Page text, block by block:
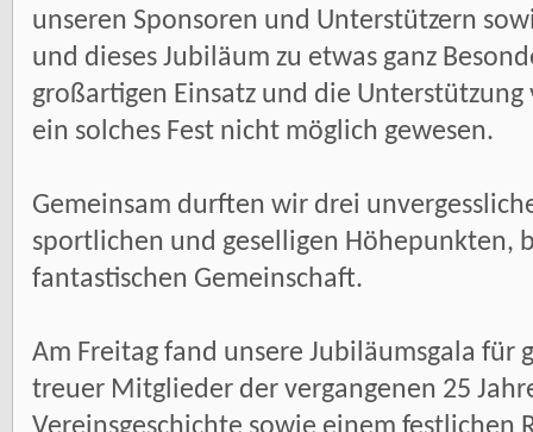
unseren Sponsoren und Unterstützern
und dieses Jubiläum zu etwas ganz
großartigen Einsatz und die
ein solches Fest nicht möglich gewesen.
Gemeinsam durften wir drei
sportlichen und geselligen Höhepunkten,
fantastischen Gemeinschaft.
Am Freitag fand unsere Jubiläumsgala für
treuer Mitglieder der vergangenen 25